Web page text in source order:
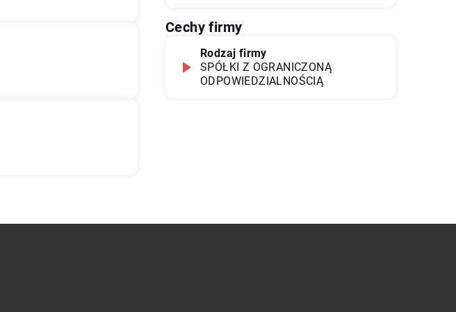
Cechy firmy
Rodzaj firmy
SPÓŁKI Z OGRANICZONĄ
ODPOWIEDZIALNOŚCIĄ